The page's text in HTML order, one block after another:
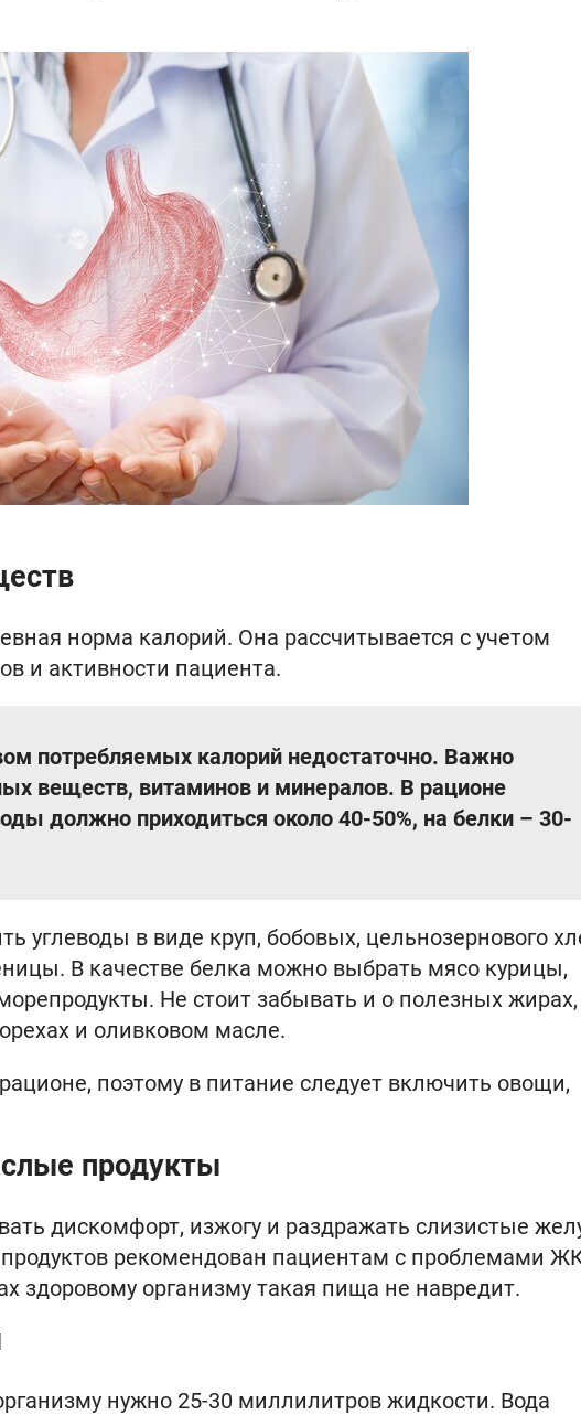
норма калорий. Она рассчитывается с учетом
и активности пациента.
потребляемых калорий недостаточно. Важно
веществ, витаминов и минералов. В рационе
должно приходиться около 40-50%, на белки – 30-
углеводы в виде круп, бобовых, цельнозернового
В качестве белка можно выбрать мясо курицы,
Не стоит забывать и о полезных жирах,
и оливковом масле.
поэтому в питание следует включить овощи,
продукты
дискомфорт, изжогу и раздражать слизистые
рекомендован пациентам с проблемами
здоровому организму такая пища не навредит.
нужно 25-30 миллилитров жидкости. Вода